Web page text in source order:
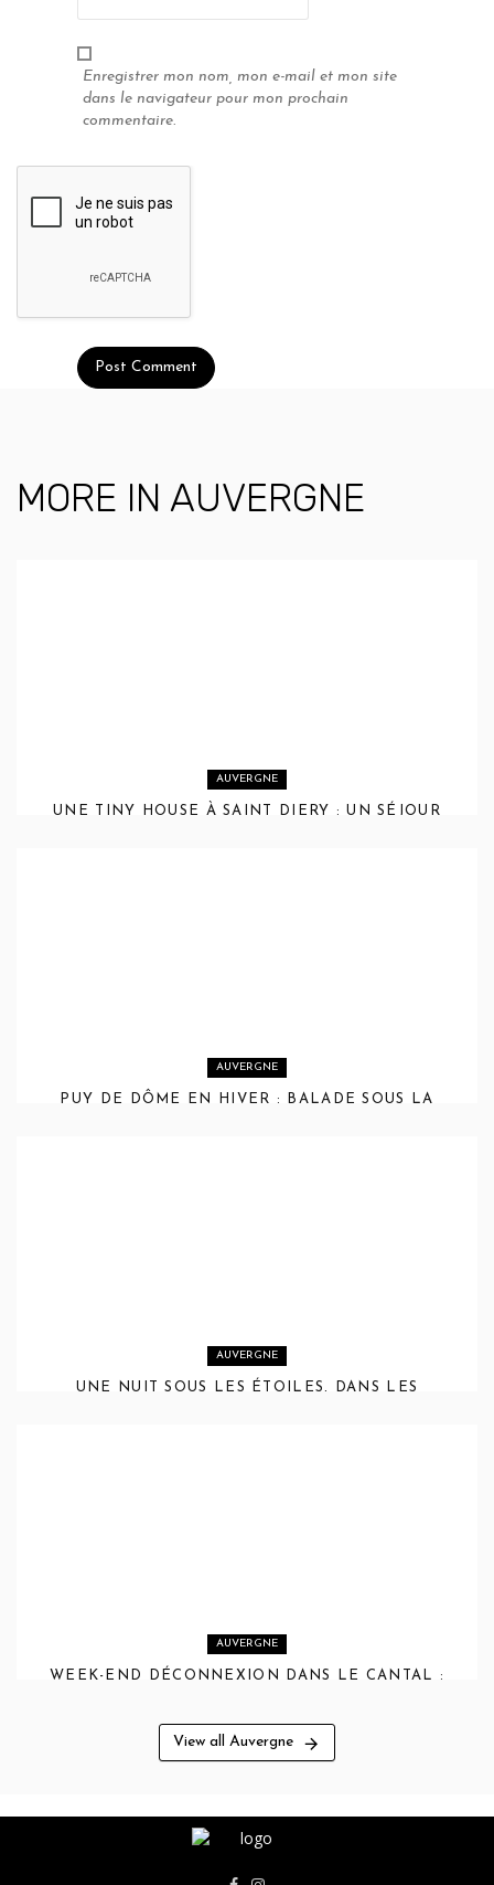
Enregistrer mon nom, mon e-mail et mon site
dans le navigateur pour mon prochain
commentaire.
MORE IN AUVERGNE
AUVERGNE
UNE TINY HOUSE À SAINT DIERY : UN SÉJOUR
AUVERGNE
PUY DE DÔME EN HIVER : BALADE SOUS LA
AUVERGNE
UNE NUIT SOUS LES ÉTOILES, DANS LES
AUVERGNE
WEEK-END DÉCONNEXION DANS LE CANTAL :
View all Auvergne